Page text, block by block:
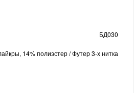
БД030
14% полиэстер / Футер 3-х нитка